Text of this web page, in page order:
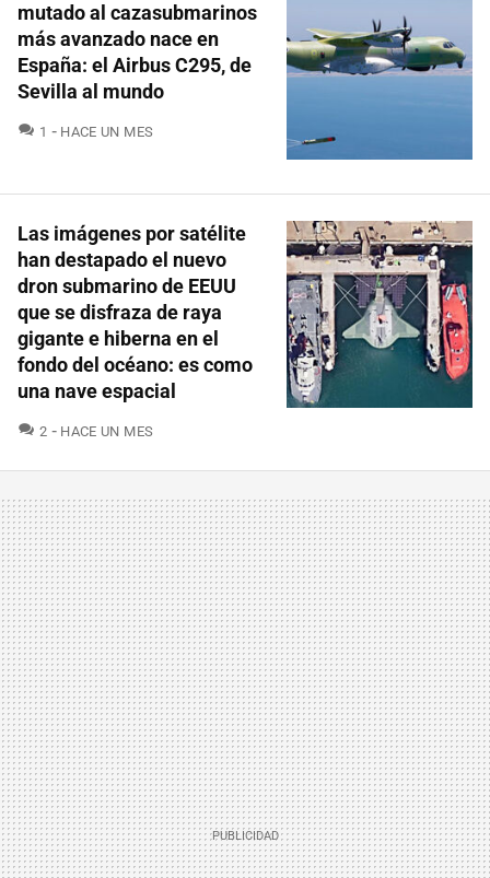
mutado al cazasubmarinos
más avanzado nace en
España: el Airbus C295, de
Sevilla al mundo
1 COMENTARIOS
HACE UN MES
Las imágenes por satélite
han destapado el nuevo
dron submarino de EEUU
que se disfraza de raya
gigante e hiberna en el
fondo del océano: es como
una nave espacial
2 COMENTARIOS
HACE UN MES